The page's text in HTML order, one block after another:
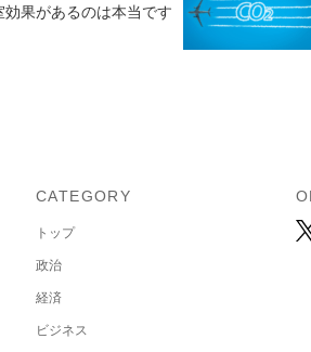
果があるのは本当です
CATEGORY
トップ
政治
経済
ビジネス